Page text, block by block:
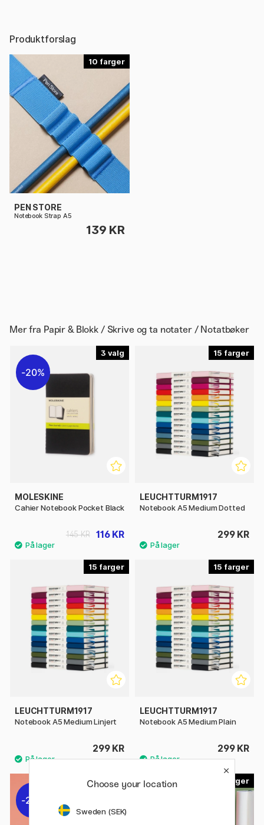
Produktforslag
10
PEN STORE
Notebook Strap A5
139 KR
Mer fra Papir & Blokk / Skrive og ta notater / Notatbøker
3
20%
MOLESKINE
Cahier Notebook Pocket Black
116 KR
145 KR
15
LEUCHTTURM1917
Notebook A5 Medium Dotted
299 KR
15
LEUCHTTURM1917
Notebook A5 Medium Linjert
299 KR
15
LEUCHTTURM1917
Notebook A5 Medium Plain
299 KR
8
20%
Choose your location
Sweden (SEK)